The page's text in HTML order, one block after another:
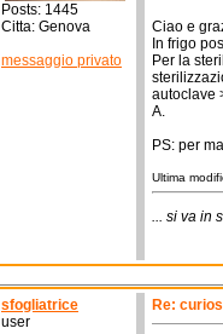
Posts: 1445
Citta: Genova
messaggio privato
Ciao e
In frigo
Per la
autoclave
A.
PS: per
Ultima
... si va in
sfogliatrice
user
Re: